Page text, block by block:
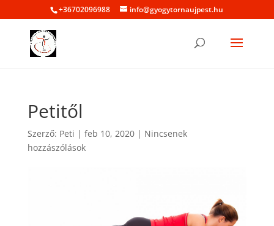
+36702096988 info@gyogytornaujpest.hu
Petitől
Szerző: Peti | feb 10, 2020| Nincsenek
hozzászólások